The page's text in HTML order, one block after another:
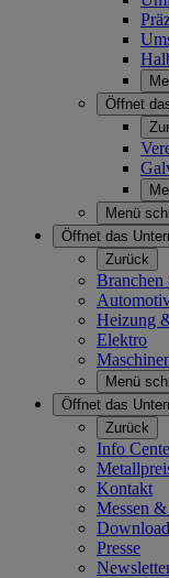
Öffnet
Menü
Öffnet das
Zurück
Heizung
Elektro
Menü
Öffnet das
Zurück
Info
Kontakt
Messen
Presse